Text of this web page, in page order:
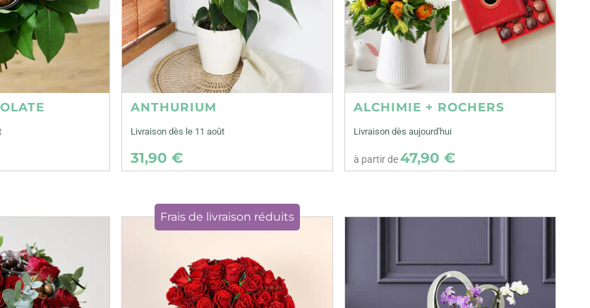
ANTHURIUM
Livraison dès le 11 août
31,90 €
ALCHIMIE + ROCHERS
Livraison dès aujourd'hui
à partir de47,90 €
Frais de livraison réduits